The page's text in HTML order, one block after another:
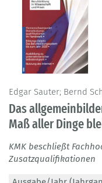
Edgar Sauter; Bernd
Das
Maß aller Dinge
KMK beschließt
Zusatzqualifikationen